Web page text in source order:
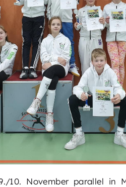
10. November parallel in